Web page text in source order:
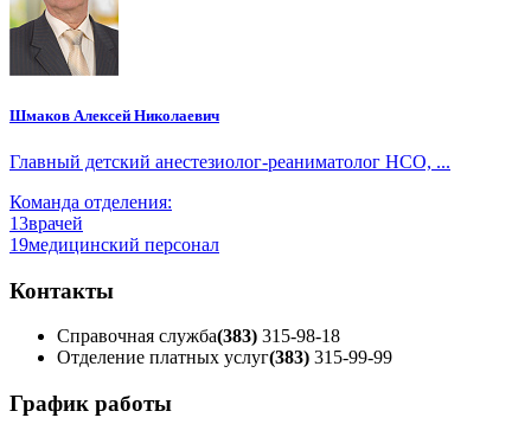
Шмаков Алексей Николаевич
Главный детский анестезиолог-реаниматолог НСО, ...
Команда отделения:
13врачей
19медицинский персонал
Контакты
Справочная служба(383) 315-98-18
Отделение платных услуг(383) 315-99-99
График работы